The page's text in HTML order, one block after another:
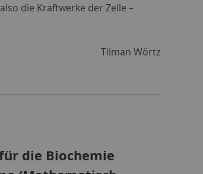
die Kraftwerke der Zelle –
Tilman Wörtz
die Biochemie